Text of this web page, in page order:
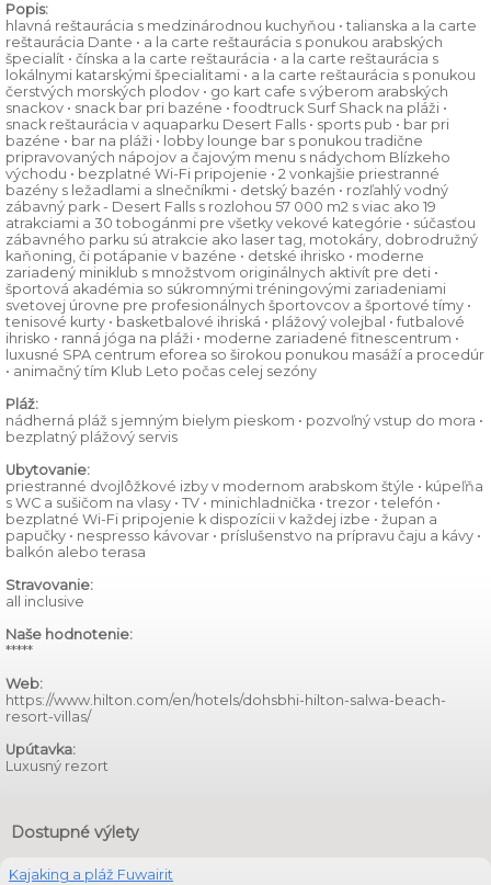
Popis:
hlavná reštaurácia s medzinárodnou kuchyňou • talianska a la carte
reštaurácia Dante • a la carte reštaurácia s ponukou arabských
špecialít • čínska a la carte reštaurácia • a la carte reštaurácia s
lokálnymi katarskými špecialitami • a la carte reštaurácia s ponukou
čerstvých morských plodov • go kart cafe s výberom arabských
snackov • snack bar pri bazéne • foodtruck Surf Shack na pláži •
snack reštaurácia v aquaparku Desert Falls • sports pub • bar pri
bazéne • bar na pláži • lobby lounge bar s ponukou tradične
pripravovaných nápojov a čajovým menu s nádychom Blízkeho
východu • bezplatné Wi-Fi pripojenie • 2 vonkajšie priestranné
bazény s ležadlami a slnečníkmi • detský bazén • rozľahlý vodný
zábavný park - Desert Falls s rozlohou 57 000 m2 s viac ako 19
atrakciami a 30 tobogánmi pre všetky vekové kategórie • súčasťou
zábavného parku sú atrakcie ako laser tag, motokáry, dobrodružný
kaňoning, či potápanie v bazéne • detské ihrisko • moderne
zariadený miniklub s množstvom originálnych aktivít pre deti •
športová akadémia so súkromnými tréningovými zariadeniami
svetovej úrovne pre profesionálnych športovcov a športové tímy •
tenisové kurty • basketbalové ihriská • plážový volejbal • futbalové
ihrisko • ranná jóga na pláži • moderne zariadené fitnescentrum •
luxusné SPA centrum eforea so širokou ponukou masáží a procedúr
• animačný tím Klub Leto počas celej sezóny
Pláž:
nádherná pláž s jemným bielym pieskom • pozvoľný vstup do mora •
bezplatný plážový servis
Ubytovanie:
priestranné dvojlôžkové izby v modernom arabskom štýle • kúpeľňa
s WC a sušičom na vlasy • TV • minichladnička • trezor • telefón •
bezplatné Wi-Fi pripojenie k dispozícii v každej izbe • župan a
papučky • nespresso kávovar • príslušenstvo na prípravu čaju a kávy •
balkón alebo terasa
Stravovanie:
all inclusive
Naše hodnotenie:
*****
Web:
https://www.hilton.com/en/hotels/dohsbhi-hilton-salwa-beach-
resort-villas/
Upútavka:
Luxusný rezort
Dostupné výlety
Kajaking a pláž Fuwairit